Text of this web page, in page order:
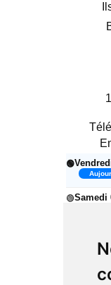
🟢
🟢Samedi
Lundi
Mardi